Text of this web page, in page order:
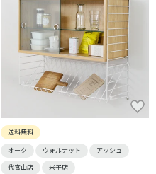
送料無料
オーク
ウォルナット
アッシュ
代官山店
米子店